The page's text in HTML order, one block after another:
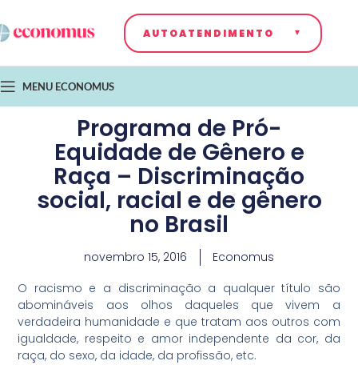
AUTOATENDIMENTO
MENU ECONOMUS
Programa de Pró-
Equidade de Gênero e
Raça – Discriminação
social, racial e de gênero
no Brasil
novembro 15, 2016
Economus
O racismo e a discriminação a qualquer título são
abomináveis aos olhos daqueles que vivem a
verdadeira humanidade e que tratam aos outros com
igualdade, respeito e amor independente da cor, da
raça, do sexo, da idade, da profissão, etc.